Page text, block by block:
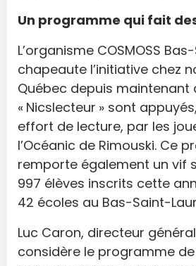
Un programme qui fait
L’organisme COSMOSS
chapeaute l’initiative chez
Québec depuis maintenant
« Nicslecteur » sont
effort de lecture, par les
l’Océanic de Rimouski. Ce
remporte également un vif
997 élèves inscrits cette
42 écoles au Bas-Saint-
Luc Caron, directeur général
considère le programme